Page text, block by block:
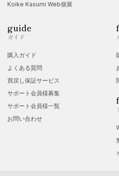
Koike Kasumi Web個展
guide
ガイド
購入ガイド
よくある質問
買戻し保証サービス
サポート会員様募集
サポート会員様一覧
お問い合わせ